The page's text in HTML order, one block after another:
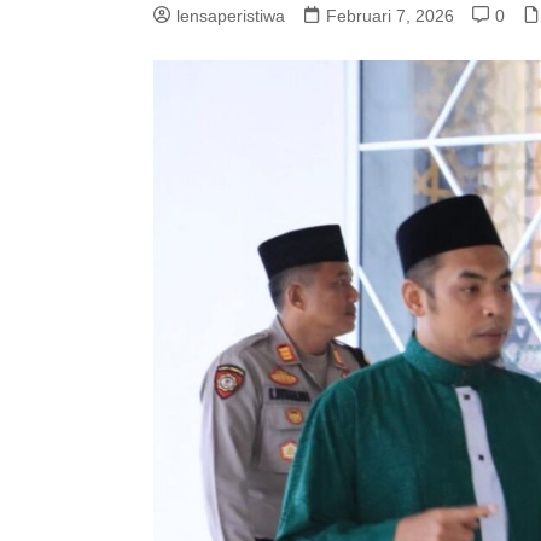
lensaperistiwa Februari 7, 2026 0